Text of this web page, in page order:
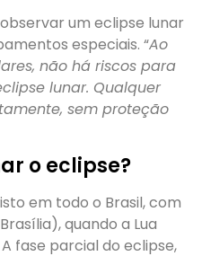
um eclipse lunar
especiais. “Ao
não há riscos para
lunar. Qualquer
sem proteção
o eclipse?
em todo o Brasil, com
quando a Lua
fase parcial do eclipse,